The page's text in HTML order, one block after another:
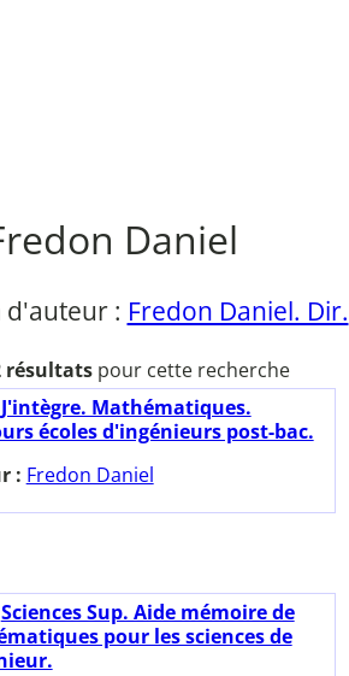
Daniel
: Fredon Daniel. Dir.
résultatspour cette recherche
J'intègre. Mathématiques.
écoles d'ingénieurs post-bac.
: Fredon Daniel
Sciences Sup. Aide mémoire de
pour les sciences de